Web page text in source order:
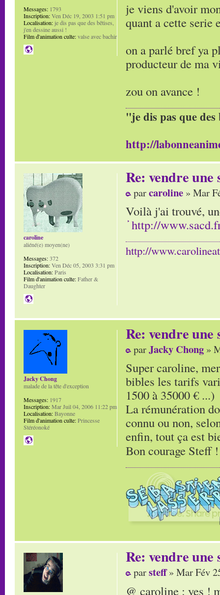
je viens d'avoir
quant a cette serie
on a parlé bref ya
producteur de ma
zou on avance !
"je dis pas que
http://
Messages: 1793
Inscription:Ven Déc 19, 2003 1:51 pm
Localisation: je dis pas que des bêtises,
j'en dessine aussi !
Film d'animation culte:valse avec bachir
Re: vendre une
parcaroline » Mar
Voilà j'ai trouvé,
http://
http://
caroline
aliéné(e) moyen(ne)
Messages:372
Inscription:Ven Déc 05, 2003 3:31 pm
Localisation:Paris
Film d'animation culte:Father &
Daughter
Re: vendre une
parJacky Chong »
Super caroline,
bibles les tarifs
1500 à 35000 € ...)
La rémunération
connu ou non,
enfin, tout ça est
Bon courage Steff
Jacky Chong
malade de la tête d'exception
Messages: 1917
Inscription:Mar Juil 04, 2006 11:22 pm
Localisation:Bayonne
Film d'animation culte:Princesse
Stéréonoké
Re: vendre une
parsteff» Mar Fév
@ caroline : yes !